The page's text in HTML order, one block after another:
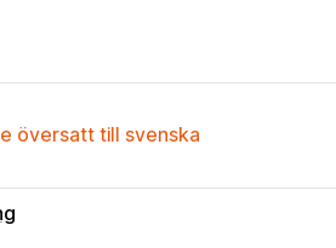
översatt till svenska